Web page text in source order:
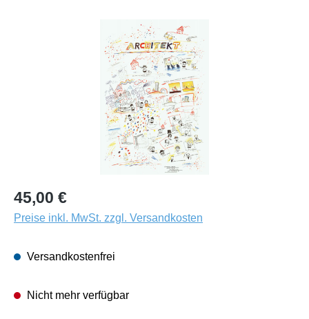
Bildergalerie überspringen
45,00 €
Preise inkl. MwSt. zzgl. Versandkosten
Versandkostenfrei
Nicht mehr verfügbar